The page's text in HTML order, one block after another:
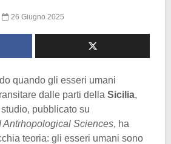
26 Giugno 2025
quando gli esseri umani
dalle parti della Sicilia,
pubblicato su
Sciences, ha
teoria: gli esseri umani sono